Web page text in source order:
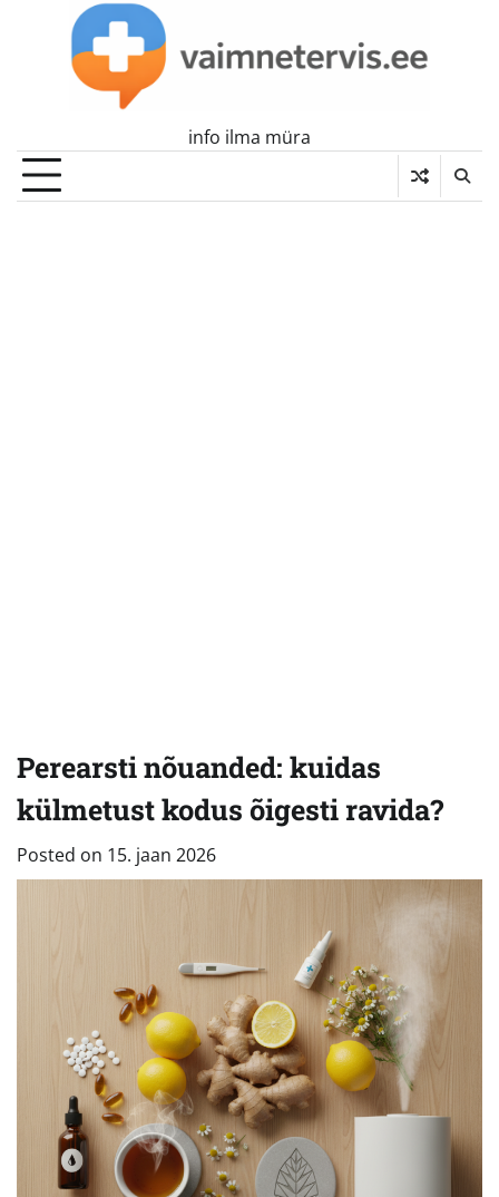
info ilma müra
Perearsti nõuanded: kuidas
külmetust kodus õigesti ravida?
Posted on 15. jaan 2026